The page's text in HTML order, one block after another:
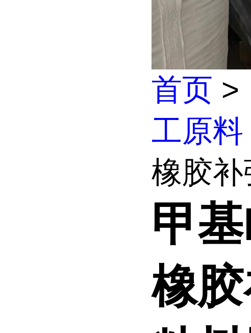
首页 >
工原料
橡胶
甲
橡